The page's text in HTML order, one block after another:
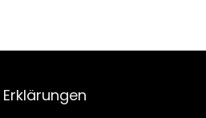
Erklärungen